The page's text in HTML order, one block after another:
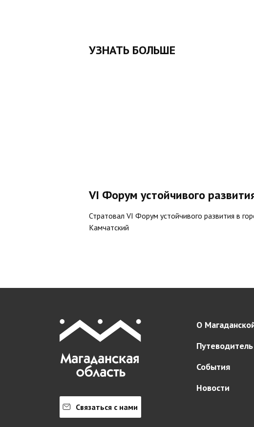
УЗНАТЬ БОЛЬШЕ
VI Форум устойчивого
Стратовал VI Форум устойчивого развития в
Камчатский
Связаться с нами
О
Путеводитель
События
Новости